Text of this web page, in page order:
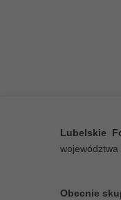
Lubelskie
województwa
Obecnie